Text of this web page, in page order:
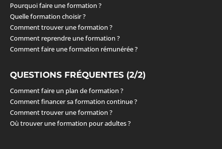
Pourquoi faire une formation ?
Quelle formation choisir ?
Comment trouver une formation ?
Comment reprendre une formation ?
Comment faire une formation rémunérée ?
QUESTIONS FRÉQUENTES (2/2)
Comment faire un plan de formation ?
Comment financer sa formation continue ?
Comment trouver une formation ?
Où trouver une formation pour adultes ?